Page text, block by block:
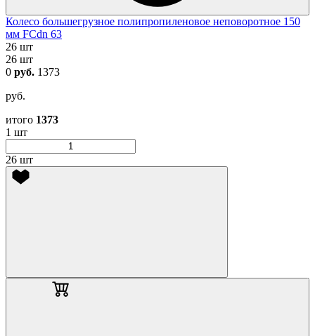
Колесо большегрузное полипропиленовое неповоротное 150
мм FCdn 63
26 шт
26 шт
0 руб. 1373
руб.
итого 1373
1 шт
26 шт